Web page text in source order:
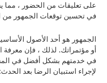
على تعليقات من الحضور ، مما
في تحسين توقعات الجمهور
الجمهور هو أحد الأصول
أو مؤتمراتك. لذلك ، فإن معرفة
في خدمتهم بشكل أفضل في
لإجراء استبيان الرضا بعد الحدث: